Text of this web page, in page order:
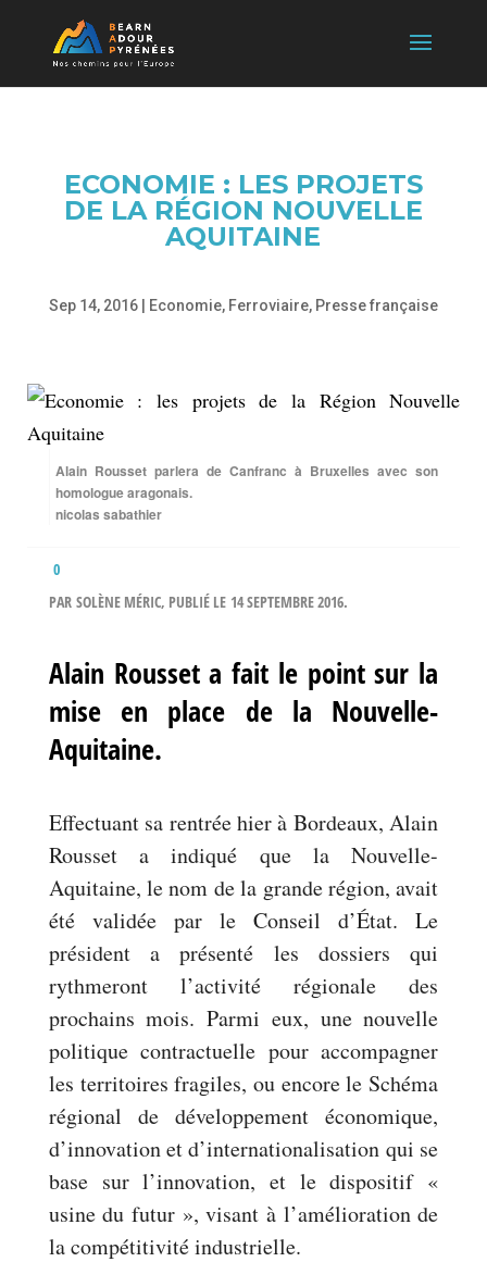
ECONOMIE : LES PROJETS
DE LA RÉGION NOUVELLE
AQUITAINE
Sep 14, 2016| Economie, Ferroviaire, Presse française
Alain Rousset parlera de Canfranc à Bruxelles avec son
homologue aragonais.
nicolas sabathier
0
PAR SOLÈNE MÉRIC, PUBLIÉ LE 14 SEPTEMBRE 2016.
Alain Rousset a fait le point sur la
mise en place de la Nouvelle-
Aquitaine.
Effectuant sa rentrée hier à Bordeaux, Alain
Rousset a indiqué que la Nouvelle-
Aquitaine, le nom de la grande région, avait
été validée par le Conseil d’État. Le
président a présenté les dossiers qui
rythmeront l’activité régionale des
prochains mois. Parmi eux, une nouvelle
politique contractuelle pour accompagner
les territoires fragiles, ou encore le Schéma
régional de développement économique,
d’innovation et d’internationalisation qui se
base sur l’innovation, et le dispositif «
usine du futur », visant à l’amélioration de
la compétitivité industrielle.